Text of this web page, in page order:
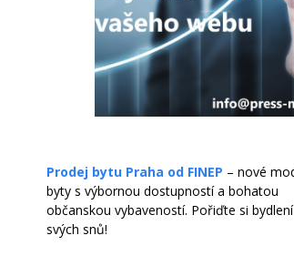
Prodej bytu Praha od FINEP – nové
byty s výbornou dostupností a bohatou
občanskou vybaveností. Pořiďte si bydlení
svých snů!